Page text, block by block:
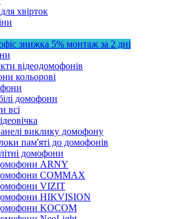
хвірток
знижка 5% монтаж за 2 дні
відеодомофонів
кольорові
домофони
всі
виклику домофону
пам'яті до домофонів
домофони
ARNY
COMMAX
VIZIT
HIKVISION
KOCOM